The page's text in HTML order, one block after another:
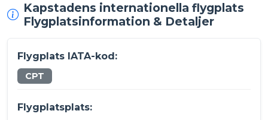
Kapstadens internationella flygplats
Flygplatsinformation & Detaljer
Flygplats IATA-kod:
CPT
Flygplatsplats: